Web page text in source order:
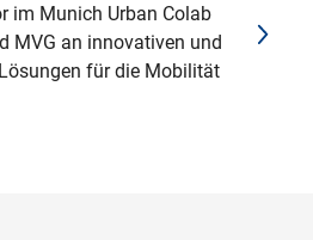
im Munich Urban Colab
MVG an innovativen und
für die Mobilität